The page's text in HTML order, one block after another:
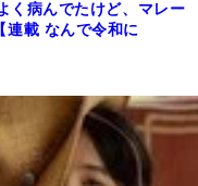
く病んでたけど、マレー
連載 なんで令和に